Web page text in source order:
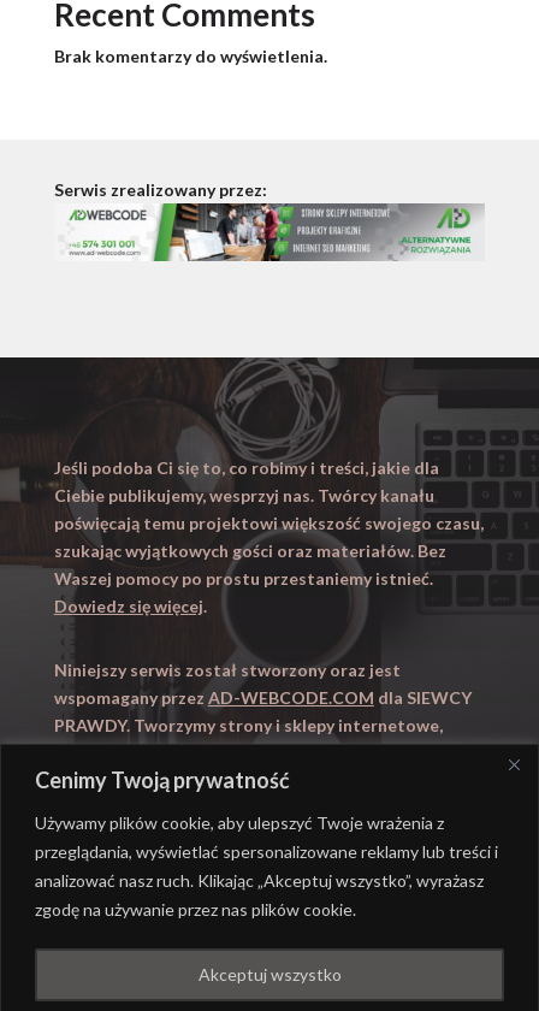
Cenimy Twoją prywatność
Używamy plików cookie, aby ulepszyć Twoje wrażenia z
przeglądania, wyświetlać spersonalizowane reklamy lub treści i
analizować nasz ruch. Klikając „Akceptuj wszystko”, wyrażasz
zgodę na używanie przez nas plików cookie.
Akceptuj wszystko
Recent Comments
Brak komentarzy do wyświetlenia.
Serwis zrealizowany przez:
Jeśli podoba Ci się to, co robimy i treści, jakie dla
Ciebie publikujemy, wesprzyj nas. Twórcy kanału
poświęcają temu projektowi większość swojego czasu,
szukając wyjątkowych gości oraz materiałów. Bez
Waszej pomocy po prostu przestaniemy istnieć.
Dowiedz się więcej.
Niniejszy serwis został stworzony oraz jest
wspomagany przez AD-WEBCODE.COM dla SIEWCY
PRAWDY. Tworzymy strony i sklepy internetowe,
Zapraszamy takze naWYUCZENI.PL
AD-WEBCODE.COM